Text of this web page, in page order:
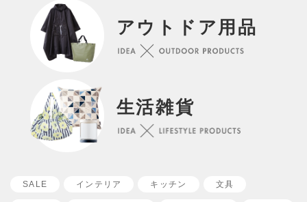
アウトドア用品
生活雑貨
SALE インテリア キッチン 文具